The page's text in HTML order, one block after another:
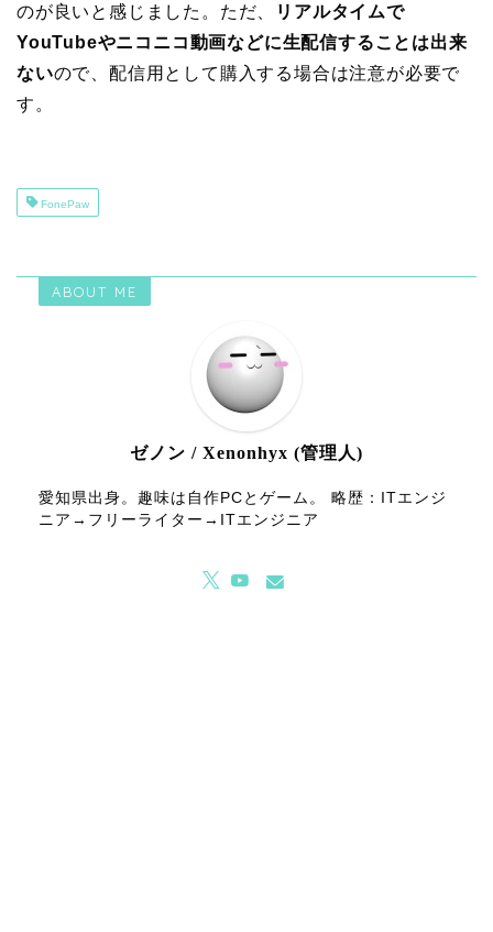
のが良いと感じました。ただ、
リアルタイムで
YouTubeやニコニコ動画などに生配信することは出来
ないので、配信用として購入する場合は注意が必要で
す。
FonePaw
ABOUT ME
ゼノン / Xenonhyx (管理人)
愛知県出身。趣味は自作PCとゲーム。 略歴：ITエンジ
ニア→フリーライター→ITエンジニア